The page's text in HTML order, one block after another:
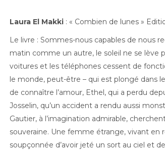
Laura El Makki : « Combien de lunes »
Le livre : Sommes-nous capables de nous
matin comme un autre, le soleil ne se lève
voitures et les téléphones cessent de
le monde, peut-être – qui est plongé dans
de connaître l’amour, Ethel, qui a perdu
Josselin, qu’un accident a rendu aussi
Gautier, à l’imagination admirable,
souveraine. Une femme étrange, vivant en
soupçonnée d’avoir jeté un sort au ciel et